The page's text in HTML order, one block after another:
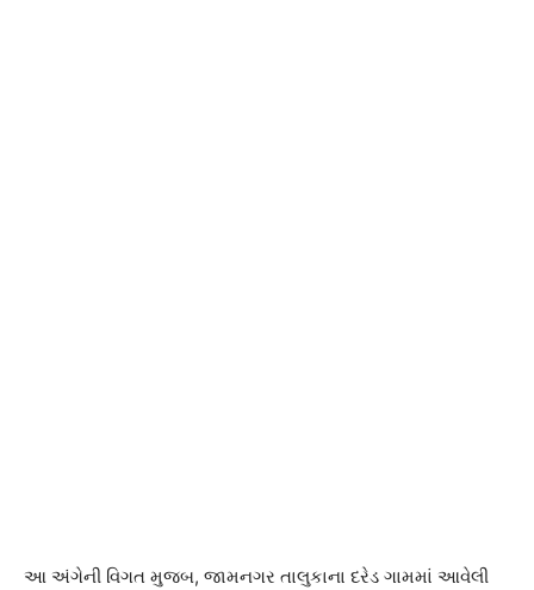
આ અંગેની વિગત મુજબ, જામનગર તાલુકાના દરેડ ગામમાં આવેલી